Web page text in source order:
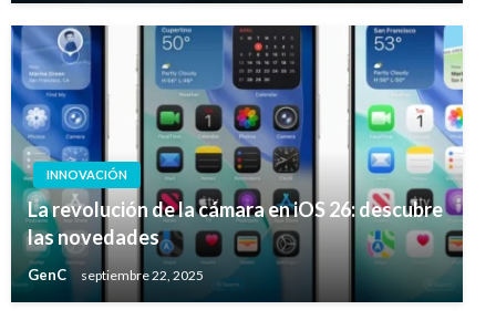
INNOVACIÓN
La revolución de la cámara en iOS 26: descubre
las novedades
GenC septiembre 22, 2025